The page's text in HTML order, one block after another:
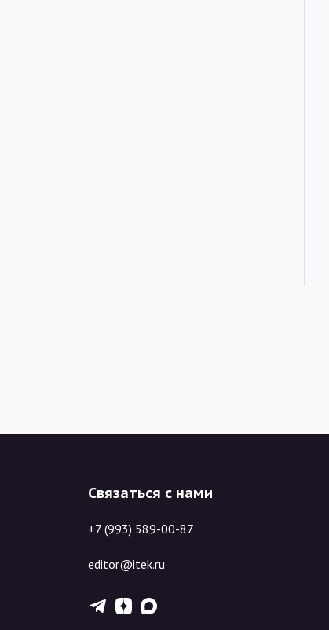
Связаться с нами
+7 (993) 589-00-87
editor@itek.ru
T Z X